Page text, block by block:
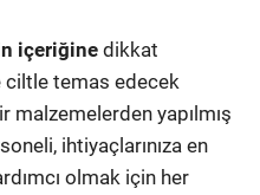
içeriğinedikkat
ciltle temas edecek
malzemelerden yapılmış
ihtiyaçlarınıza en
olmak için her